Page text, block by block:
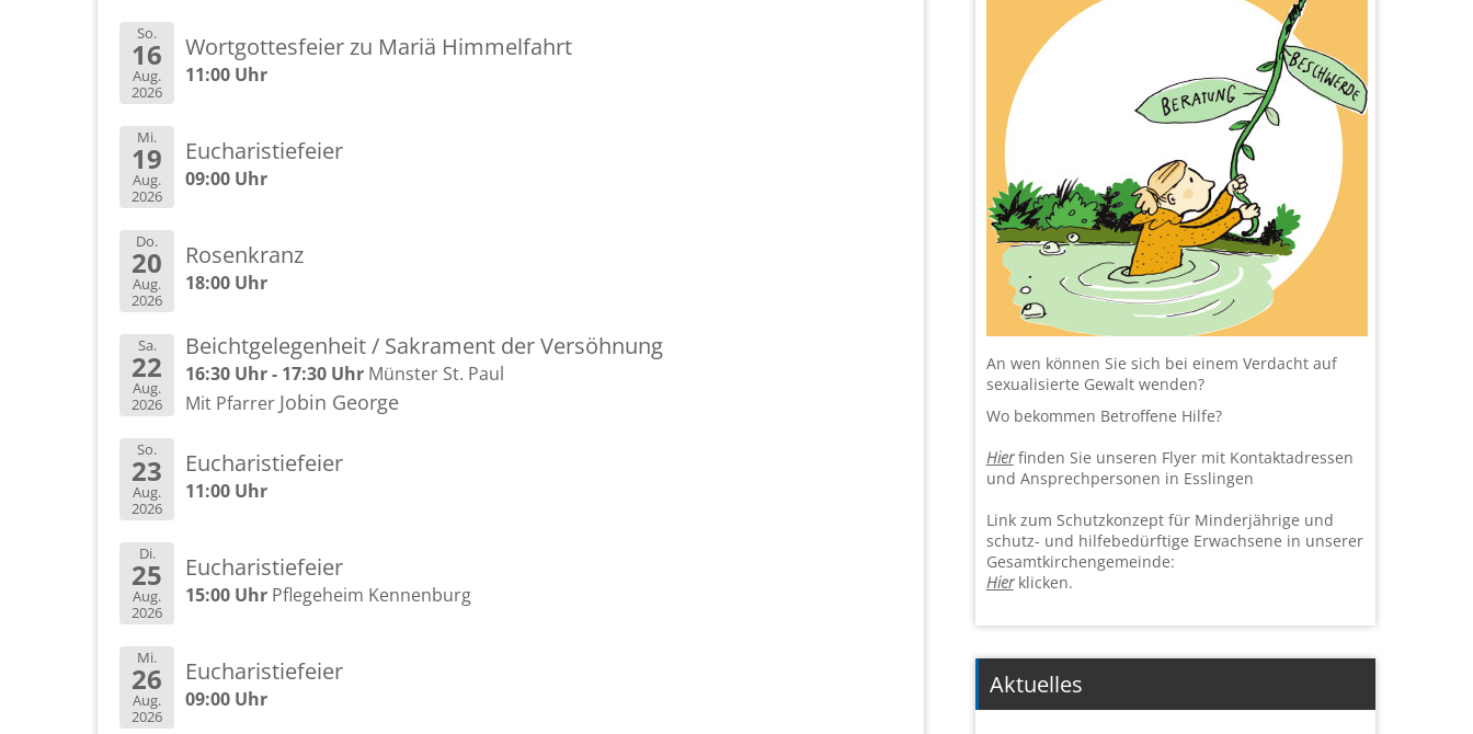
So.
16
Aug.
2026
Wort­got­tes­fei­er zu Mariä Him­mel­fahrt
11:00 Uhr
Mi.
19
Aug.
2026
Eu­cha­ris­tie­fei­er
09:00 Uhr
Do.
20
Aug.
2026
Ro­sen­kranz
18:00 Uhr
Sa.
22
Aug.
2026
Beicht­ge­le­gen­heit / Sa­kra­ment der Ver­söh­nung
16:30 Uhr - 17:30 Uhr Müns­ter St. Paul
Mit Pfar­rer Jobin Ge­or­ge
So.
23
Aug.
2026
Eu­cha­ris­tie­fei­er
11:00 Uhr
Di.
25
Aug.
2026
Eu­cha­ris­tie­fei­er
15:00 Uhr Pfle­ge­heim Ken­nen­burg
Mi.
26
Aug.
2026
Eu­cha­ris­tie­fei­er
09:00 Uhr
An wen können Sie sich bei einem Verdacht auf
sexualisierte Gewalt wenden?
Wo bekommen Betroffene Hilfe?
Hierfinden Sie unseren Flyer mit Kontaktadressen
und Ansprechpersonen in Esslingen
Link zum Schutzkonzept für Minderjährige und
schutz- und hilfebedürftige Erwachsene in un­ser­er
Gesamtkirchengemeinde:
Hierklicken.
Aktuelles